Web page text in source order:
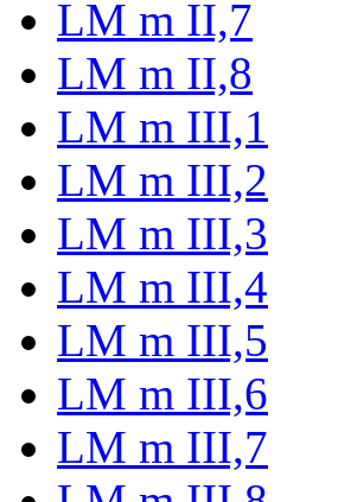
LM m II,7
LM m II,8
LM m III,1
LM m III,2
LM m III,3
LM m III,4
LM m III,5
LM m III,6
LM m III,7